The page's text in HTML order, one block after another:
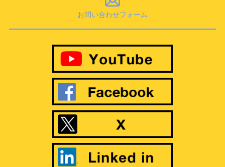
お問い合わせフォーム